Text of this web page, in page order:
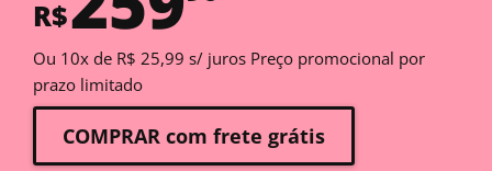
R$
Ou 10x de R$ 25,99 s/ juros Preço promocional por
prazo limitado
COMPRAR com frete grátis